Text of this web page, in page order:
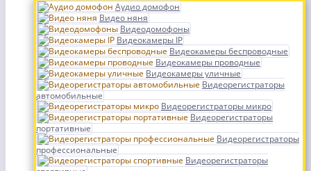
Аудио домофон
Видео няня
Видеодомофоны
Видеокамеры IP
Видеокамеры беспроводные
Видеокамеры проводные
Видеокамеры уличные
Видеорегистраторы
автомобильные
Видеорегистраторы микро
Видеорегистраторы
портативные
Видеорегистраторы
профессиональные
Видеорегистраторы